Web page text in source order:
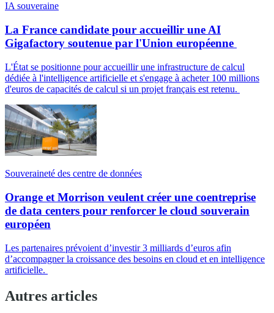
IA souveraine
La France candidate pour accueillir une AI
Gigafactory soutenue par l'Union européenne
L'État se positionne pour accueillir une infrastructure de calcul
dédiée à l'intelligence artificielle et s'engage à acheter 100 millions
d'euros de capacités de calcul si un projet français est retenu.
Souveraineté des centre de données
Orange et Morrison veulent créer une coentreprise
de data centers pour renforcer le cloud souverain
européen
Les partenaires prévoient d’investir 3 milliards d’euros afin
d’accompagner la croissance des besoins en cloud et en intelligence
artificielle.
Autres articles